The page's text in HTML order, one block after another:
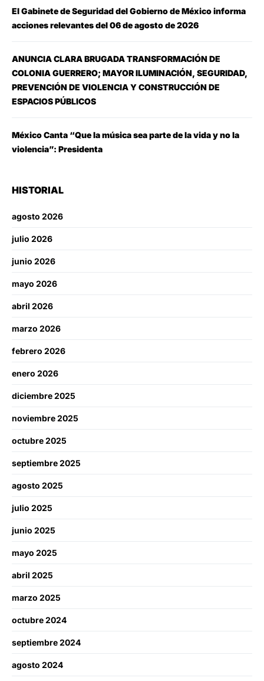
El Gabinete de Seguridad del Gobierno de México informa
acciones relevantes del 06 de agosto de 2026
ANUNCIA CLARA BRUGADA TRANSFORMACIÓN DE
COLONIA GUERRERO; MAYOR ILUMINACIÓN, SEGURIDAD,
PREVENCIÓN DE VIOLENCIA Y CONSTRUCCIÓN DE
ESPACIOS PÚBLICOS
México Canta “Que la música sea parte de la vida y no la
violencia”: Presidenta
HISTORIAL
agosto 2026
julio 2026
junio 2026
mayo 2026
abril 2026
marzo 2026
febrero 2026
enero 2026
diciembre 2025
noviembre 2025
octubre 2025
septiembre 2025
agosto 2025
julio 2025
junio 2025
mayo 2025
abril 2025
marzo 2025
octubre 2024
septiembre 2024
agosto 2024